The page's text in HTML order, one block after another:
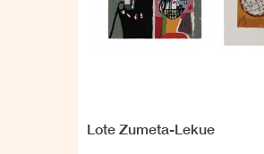
Lote Zumeta-Lekue